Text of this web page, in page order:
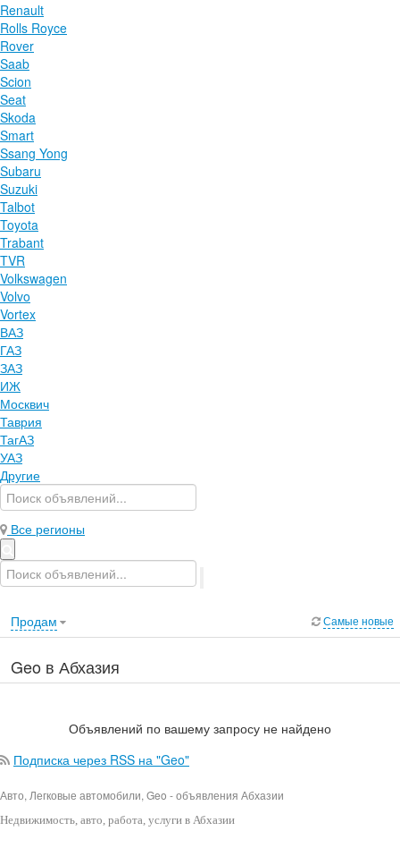
Renault
Rolls Royce
Rover
Saab
Scion
Seat
Skoda
Smart
Ssang Yong
Subaru
Suzuki
Talbot
Toyota
Trabant
TVR
Volkswagen
Volvo
Vortex
ВАЗ
ГАЗ
ЗАЗ
ИЖ
Москвич
Таврия
ТагАЗ
УАЗ
Другие
Все регионы
Продам Самые новые
Geo в Абхазия
Объявлений по вашему запросу не найдено
Подписка через RSS на "Geo"
Авто, Легковые автомобили, Geo - объявления Абхазии
Недвижимость , авто, работа, услуги в Абхазии